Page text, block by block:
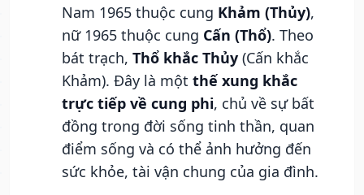
Nam 1965 thuộc cung Khảm (Thủy),
nữ 1965 thuộc cung Cấn (Thổ). Theo
bát trạch, Thổ khắc Thủy (Cấn khắc
Khảm). Đây là một thế xung khắc
trực tiếp về cung phi, chủ về sự bất
đồng trong đời sống tinh thần, quan
điểm sống và có thể ảnh hưởng đến
sức khỏe, tài vận chung của gia đình.